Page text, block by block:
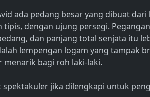
ada pedang besar yang dibuat
tipis, dengan ujung persegi.
dan panjang total senjata itu
lempengan logam yang tampak
menarik bagi roh laki-laki.
spektakuler jika dilengkapi untuk